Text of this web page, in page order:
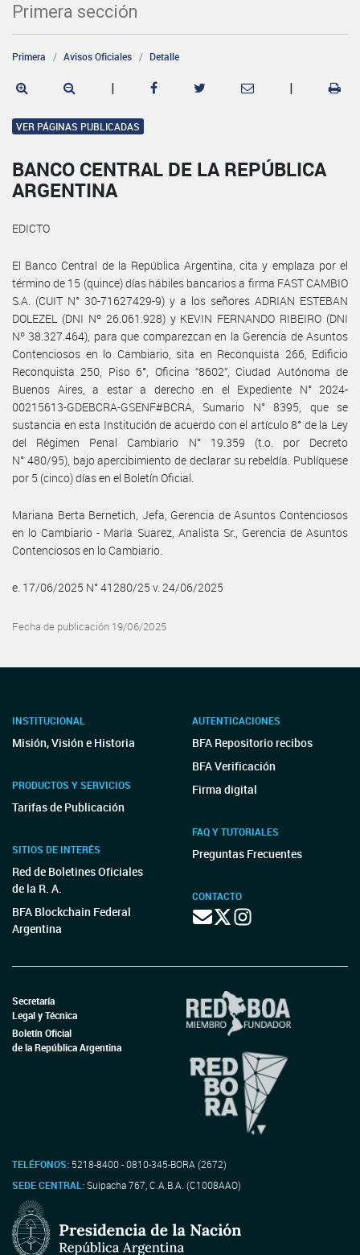
Primera sección
Primera Avisos Oficiales Detalle
| |
VER PÁGINAS PUBLICADAS
BANCO CENTRAL DE LA REPÚBLICA
ARGENTINA
EDICTO
El Banco Central de la República Argentina, cita y emplaza por el
término de 15 (quince) días hábiles bancarios a firma FAST CAMBIO
S.A. (CUIT N° 30-71627429-9) y a los señores ADRIAN ESTEBAN
DOLEZEL (DNI Nº 26.061.928) y KEVIN FERNANDO RIBEIRO (DNI
Nº 38.327.464), para que comparezcan en la Gerencia de Asuntos
Contenciosos en lo Cambiario, sita en Reconquista 266, Edificio
Reconquista 250, Piso 6°, Oficina “8602”, Ciudad Autónoma de
Buenos Aires, a estar a derecho en el Expediente N° 2024-
00215613-GDEBCRA-GSENF#BCRA, Sumario N° 8395, que se
sustancia en esta Institución de acuerdo con el artículo 8° de la Ley
del Régimen Penal Cambiario N° 19.359 (t.o. por Decreto
N° 480/95), bajo apercibimiento de declarar su rebeldía. Publíquese
por 5 (cinco) días en el Boletín Oficial.
Mariana Berta Bernetich, Jefa, Gerencia de Asuntos Contenciosos
en lo Cambiario - María Suarez, Analista Sr., Gerencia de Asuntos
Contenciosos en lo Cambiario.
e. 17/06/2025 N° 41280/25 v. 24/06/2025
Fecha de publicación 19/06/2025
INSTITUCIONAL
Misión, Visión e Historia
PRODUCTOS Y SERVICIOS
Tarifas de Publicación
SITIOS DE INTERÉS
Red de Boletines Oficiales
de la R. A.
BFA Blockchain Federal
Argentina
AUTENTICACIONES
BFA Repositorio recibos
BFA Verificación
Firma digital
FAQ Y TUTORIALES
Preguntas Frecuentes
CONTACTO
Secretaría
Legal y Técnica
Boletín Oficial
de la República Argentina
TELÉFONOS: 5218-8400 - 0810-345-BORA (2672)
SEDE CENTRAL:Suipacha 767, C.A.B.A. (C1008AAO)